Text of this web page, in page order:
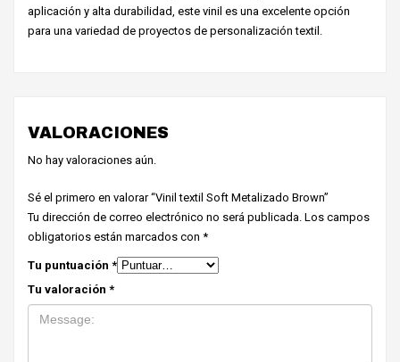
aplicación y alta durabilidad, este vinil es una excelente opción
para una variedad de proyectos de personalización textil.
VALORACIONES
No hay valoraciones aún.
Sé el primero en valorar “Vinil textil Soft Metalizado Brown”
Tu dirección de correo electrónico no será publicada. Los campos
obligatorios están marcados con *
Tu puntuación *
Tu valoración *